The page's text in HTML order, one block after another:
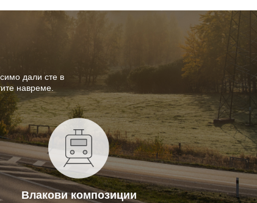
дали сте в
навреме.
Влакови композиции